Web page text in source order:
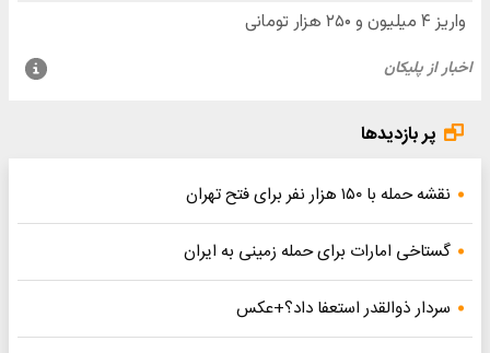
پر بازدیدها
نقشه حمله با ۱۵۰ هزار نفر برای فتح تهران
گستاخی امارات برای حمله زمینی به ایران
سردار ذوالقدر استعفا داد؟+عکس